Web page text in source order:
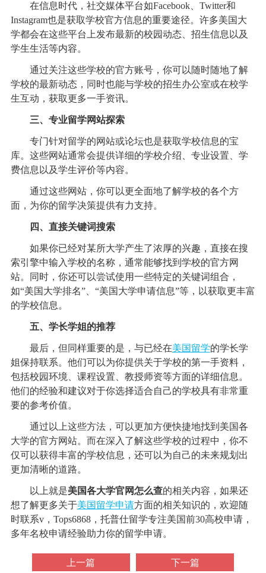
在信息时代，社交媒体平台如Facebook、Twitter和
Instagram也是获取学校官方信息的重要途径。许多美国大
学都会在这些平台上发布最新的校园动态、招生信息以及
学生生活等内容。
通过关注这些学校的官方账号，你可以随时随地了解
学校的最新动态，同时也能与学校的招生办公室或在校学
生互动，获取更多一手资讯。
三、专业留学网站探索
专门针对留学的网站或论坛也是获取学校信息的宝
库。这些网站通常会提供详细的学校介绍、专业设置、学
费信息以及学生评价等内容。
通过这些网站，你可以更全面地了解学校的各个方
面，为你的留学决策提供有力支持。
四、直接关键词搜索
如果你已经对某所大学产生了浓厚的兴趣，直接在搜
索引擎中输入学校的名称，通常能够找到学校的官方网
站。同时，你还可以尝试使用一些特定的关键词组合，
如“美国大学排名”、“美国大学申请信息”等，以获取更丰富
的学校信息。
五、学长学姐的推荐
最后，但同样重要的是，与已经在美国留学的学长学
姐保持联系。他们可以为你提供关于学校的第一手资料，
包括校园环境、课程设置、教授师资等方面的详细信息。
他们的经验和建议对于你选择适合自己的学校具有非常重
要的参考价值。
通过以上这些方法，可以更加方便快捷地找到美国各
大学的官方网站。而在深入了解这些学校的过程中，你不
仅可以获得丰富的学校信息，还可以为自己的未来规划出
更加清晰的道路。
以上就是美国各大学官网怎么查的相关内容，如果还
想了解更多关于美国留学申请方面的相关知识的，欢迎随
时联系v，Tops6868，托普仕留学专注美国前30高校申请，
多年名校申请经验助力你的留学申请。
上一篇 下一篇